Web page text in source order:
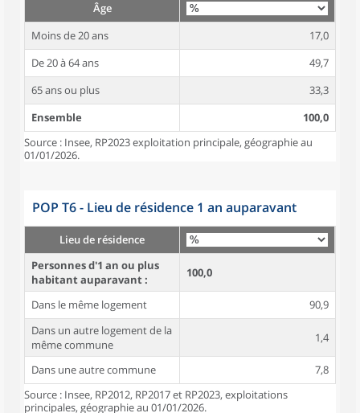
Âge
Moins de 20 ans
17,0
De 20 à 64 ans
49,7
65 ans ou plus
33,3
Ensemble
100,0
Source : Insee, RP2023 exploitation principale, géographie au
01/01/2026.
POP T6 - Lieu de résidence 1 an auparavant
Lieu de résidence
Personnes d'1 an ou plus
habitant auparavant :
100,0
Dans le même logement
90,9
Dans un autre logement de la
même commune
1,4
Dans une autre commune
7,8
Source : Insee, RP2012, RP2017 et RP2023, exploitations
principales, géographie au 01/01/2026.